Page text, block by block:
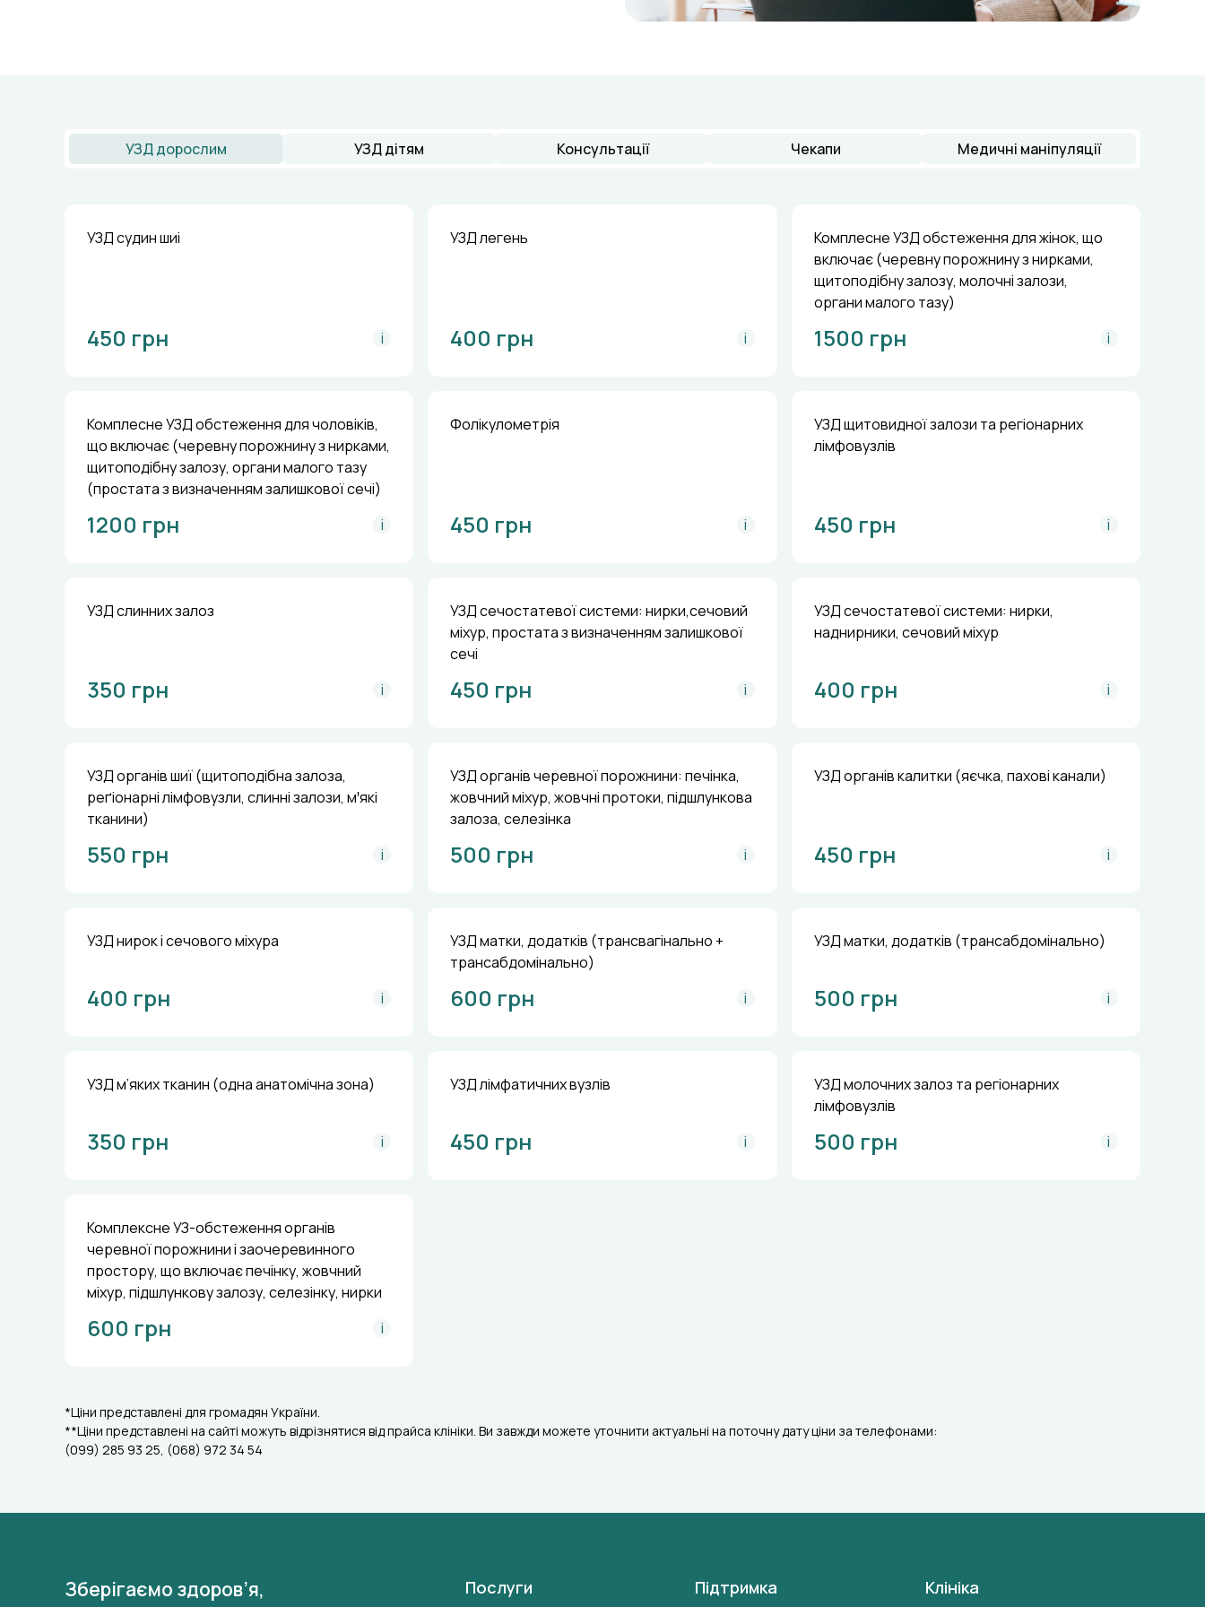
УЗД дорослим УЗД дітям Консультації Чекапи Медичні маніпуляції
УЗД судин шиі
450 грн i
УЗД легень
400 грн i
Комплесне УЗД обстеження для жінок, що
включає (черевну порожнину з нирками,
щитоподібну залозу, молочні залози,
органи малого тазу)
1500 грн i
Комплесне УЗД обстеження для чоловіків,
що включає (черевну порожнину з нирками,
щитоподібну залозу, органи малого тазу
(простата з визначенням залишкової сечі)
1200 грн i
Фолікулометрія
450 грн i
УЗД щитовидної залози та регіонарних
лімфовузлів
450 грн i
УЗД слинних залоз
350 грн i
УЗД сечостатевої системи: нирки,сечовий
міхур, простата з визначенням залишкової
сечі
450 грн i
УЗД сечостатевої системи: нирки,
наднирники, сечовий міхур
400 грн i
УЗД органів шиї (щитоподібна залоза,
реґіонарні лімфовузли, слинні залози, мꞌякі
тканини)
550 грн i
УЗД органів черевної порожнини: печінка,
жовчний міхур, жовчні протоки, підшлункова
залоза, селезінка
500 грн i
УЗД органів калитки (яєчка, пахові канали)
450 грн i
УЗД нирок і сечового міхура
400 грн i
УЗД матки, додатків (трансвагінально +
трансабдомінально)
600 грн i
УЗД матки, додатків (трансабдомінально)
500 грн i
УЗД м’яких тканин (одна анатомічна зона)
350 грн i
УЗД лімфатичних вузлів
450 грн i
УЗД молочних залоз та регіонарних
лімфовузлів
500 грн i
Комплексне УЗ-обстеження органів
черевної порожнини і заочеревинного
простору, що включає печінку, жовчний
міхур, підшлункову залозу, селезінку, нирки
600 грн i
*Ціни представлені для громадян України.
**Ціни представлені на сайті можуть відрізнятися від прайса клініки. Ви завжди можете уточнити актуальні на поточну дату ціни за телефонами:
(099) 285 93 25, (068) 972 34 54
Зберігаємо здоров’я,
Послуги Підтримка Клініка